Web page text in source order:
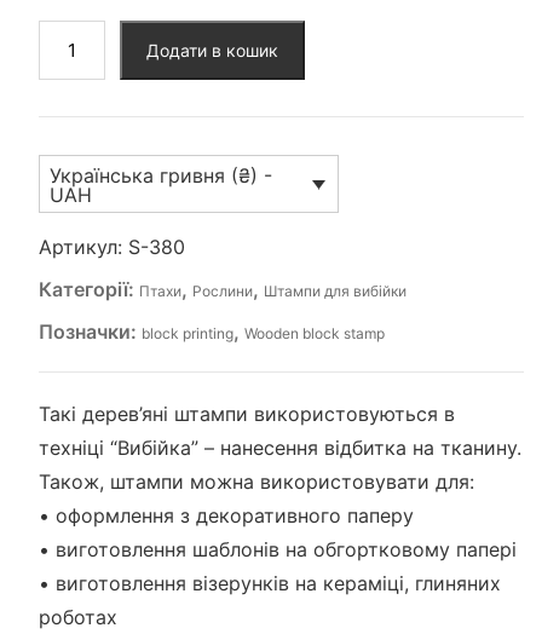
(S-
кількість
Додати в кошик
Українська гривня (₴) -
UAH
Артикул: S-380
Категорії: Птахи, Рослини, Штампи для вибійки
Позначки: block printing, Wooden block stamp
Такі дерев’яні штампи використовуються в
техніці “Вибійка” – нанесення відбитка на тканину.
Також, штампи можна використовувати для:
• оформлення з декоративного паперу
• виготовлення шаблонів на обгортковому папері
• виготовлення візерунків на кераміці, глиняних
роботах